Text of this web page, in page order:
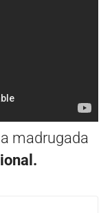
madrugada